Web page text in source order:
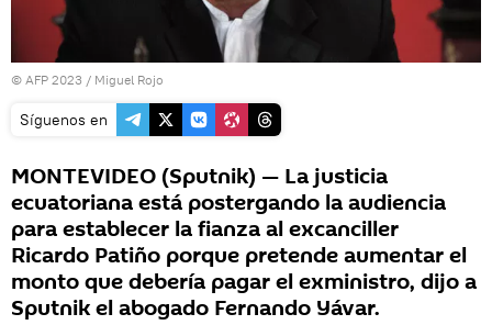
© AFP 2023 / Miguel Rojo
Síguenos en
MONTEVIDEO (Sputnik) — La justicia
ecuatoriana está postergando la audiencia
para establecer la fianza al excanciller
Ricardo Patiño porque pretende aumentar el
monto que debería pagar el exministro, dijo a
Sputnik el abogado Fernando Yávar.